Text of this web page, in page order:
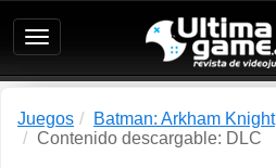
Ultimagame:
Revista
de
Juegos
Batman: Arkham Knight
Contenido descargable: DLC